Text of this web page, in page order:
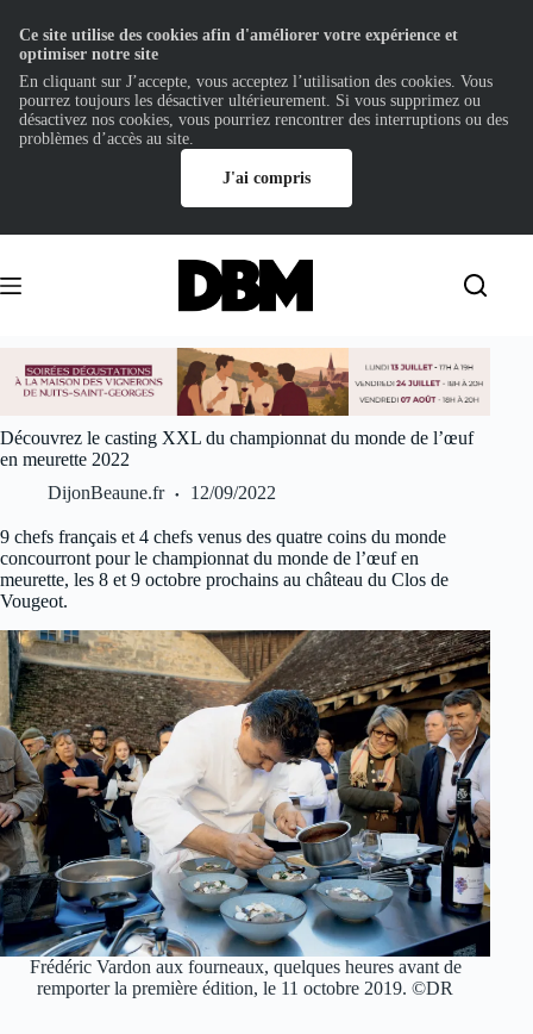
contenu
Découvrez le casting XXL du championnat du monde de l’œuf
en meurette 2022
DijonBeaune.fr
12/09/2022
9 chefs français et 4 chefs venus des quatre coins du monde
concourront pour le championnat du monde de l’œuf en
meurette, les 8 et 9 octobre prochains au château du Clos de
Vougeot.
Frédéric Vardon aux fourneaux, quelques heures avant de
remporter la première édition, le 11 octobre 2019. ©DR
Ce site utilise des cookies afin d'améliorer votre expérience et
optimiser notre site
En cliquant sur J’accepte, vous acceptez l’utilisation des cookies. Vous
pourrez toujours les désactiver ultérieurement. Si vous supprimez ou
désactivez nos cookies, vous pourriez rencontrer des interruptions ou des
problèmes d’accès au site.
J'ai compris